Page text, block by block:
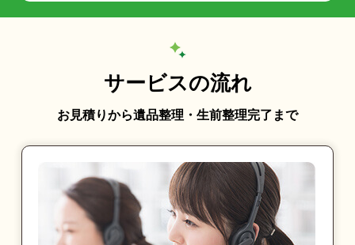
サービスの流れ
お見積りから遺品整理・生前整理完了まで